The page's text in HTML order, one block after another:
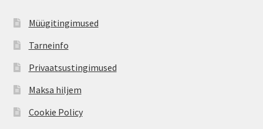
Müügitingimused
Tarneinfo
Privaatsustingimused
Maksa hiljem
Cookie Policy